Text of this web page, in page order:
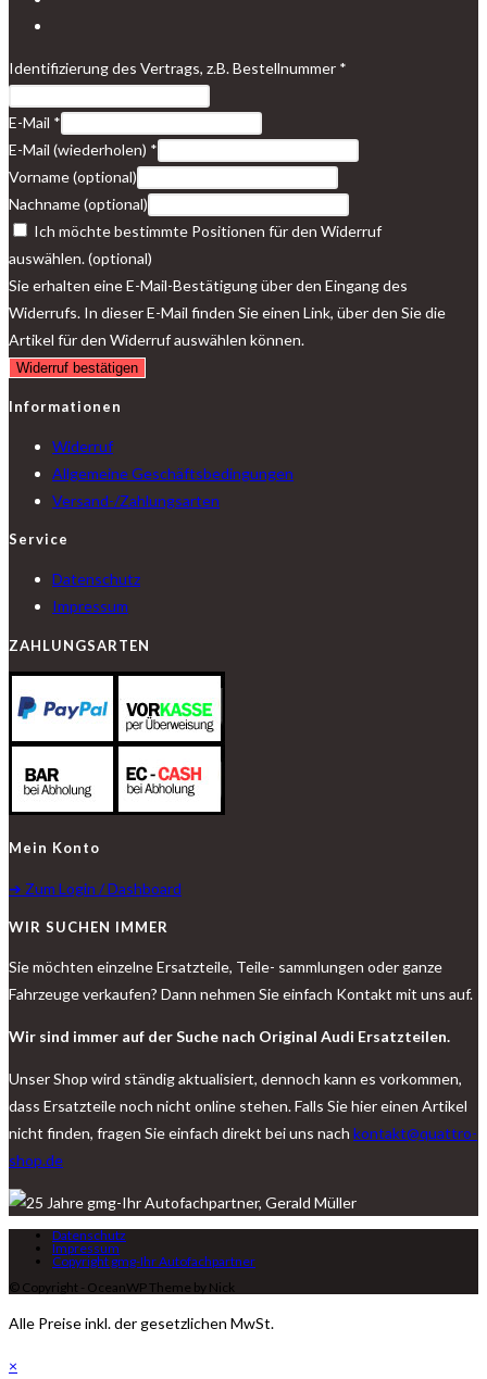
Identifizierung des Vertrags, z.B. Bestellnummer *
E-Mail *
E-Mail (wiederholen) *
Vorname(optional)
Nachname(optional)
Ich möchte bestimmte Positionen für den Widerruf
auswählen.(optional)
Sie erhalten eine E-Mail-Bestätigung über den Eingang des
Widerrufs. In dieser E-Mail finden Sie einen Link, über den Sie die
Artikel für den Widerruf auswählen können.
Widerruf bestätigen
Informationen
Widerruf
Allgemeine Geschäftsbedingungen
Versand-/Zahlungsarten
Service
Datenschutz
Impressum
ZAHLUNGSARTEN
Mein Konto
➔ Zum Login / Dashboard
WIR SUCHEN IMMER
Sie möchten einzelne Ersatzteile, Teile- sammlungen oder ganze
Fahrzeuge verkaufen? Dann nehmen Sie einfach Kontakt mit uns auf.
Wir sind immer auf der Suche nach Original Audi Ersatzteilen.
Unser Shop wird ständig aktualisiert, dennoch kann es vorkommen,
dass Ersatzteile noch nicht online stehen. Falls Sie hier einen Artikel
nicht finden, fragen Sie einfach direkt bei uns nach kontakt@quattro-
shop.de
Datenschutz
Impressum
Copyright gmg-Ihr Autofachpartner
© Copyright - OceanWP Theme by Nick
Alle Preise inkl. der gesetzlichen MwSt.
×